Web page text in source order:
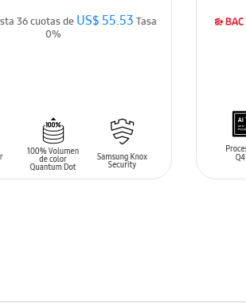
Hasta 36 cuotas deUS$ 55.53Tasa
0%